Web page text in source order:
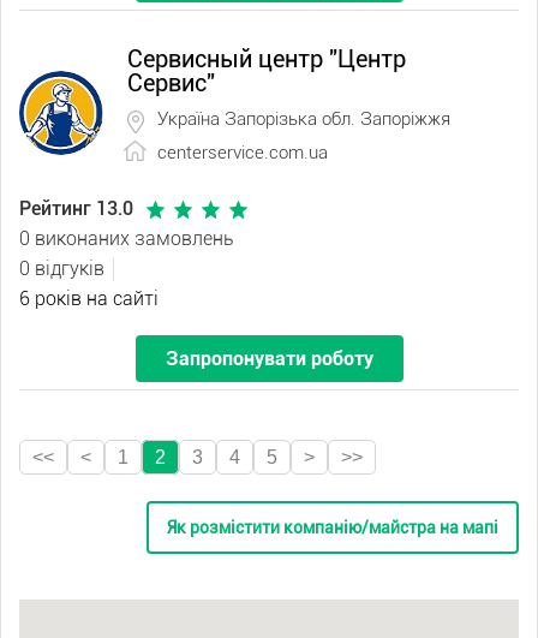
Сервисный центр "Центр
Сервис"
Україна Запорізька обл. Запоріжжя
centerservice.com.ua
Рейтинг 13.0
0 виконаних замовлень
0 відгуків
6 років на сайті
Запропонувати роботу
<< < 1 2 3 4 5 > >>
Як розмістити компанію/майстра на мапі